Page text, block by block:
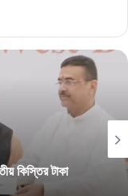
কিস্তির টাকা